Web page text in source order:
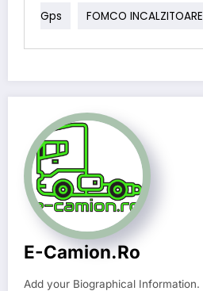
Gps FOMCO INCALZITOARE
E-Camion.ro
Add your Biographical Information.